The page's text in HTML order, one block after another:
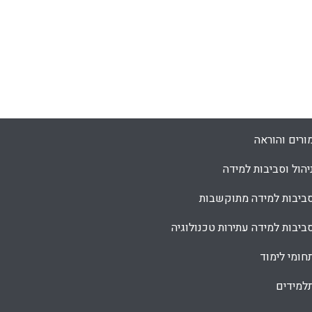
והוראה
וסביבות למידה
למידה מתוקשבות
למידה עתירות טכנולוגיה
לימוד